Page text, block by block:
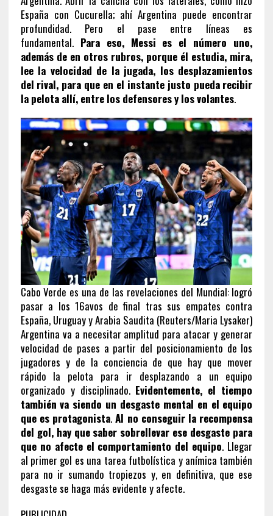
España con Cucurella; ahí Argentina puede encontrar
profundidad. Pero el pase entre líneas es
fundamental. Para eso, Messi es el número uno,
además de en otros rubros, porque él estudia, mira,
lee la velocidad de la jugada, los desplazamientos
del rival, para que en el instante justo pueda recibir
la pelota allí, entre los defensores y los volantes.
Cabo Verde es una de las revelaciones del Mundial: logró
pasar a los 16avos de final tras sus empates contra
España, Uruguay y Arabia Saudita (Reuters/Maria Lysaker)
Argentina va a necesitar amplitud para atacar y generar
velocidad de pases a partir del posicionamiento de los
jugadores y de la conciencia de que hay que mover
rápido la pelota para ir desplazando a un equipo
organizado y disciplinado. Evidentemente, el tiempo
también va siendo un desgaste mental en el equipo
que es protagonista.Al no conseguir la recompensa
del gol, hay que saber sobrellevar ese desgaste para
que no afecte el comportamiento del equipo. Llegar
al primer gol es una tarea futbolística y anímica también
para no ir sumando tropiezos y, en definitiva, que ese
desgaste se haga más evidente y afecte.